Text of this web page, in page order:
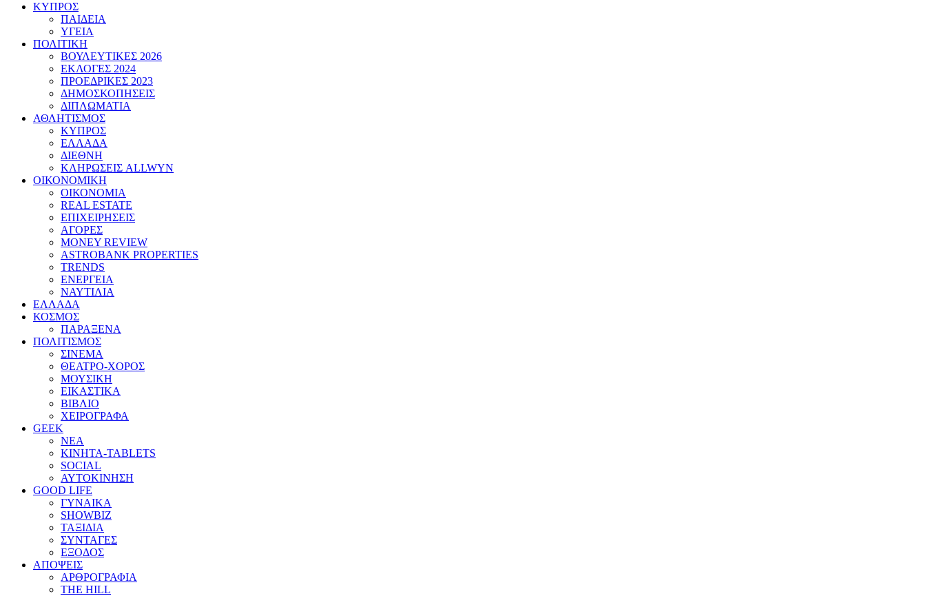
ΚΥΠΡΟΣ
ΠΑΙΔΕΙΑ
ΥΓΕΙΑ
ΠΟΛΙΤΙΚΗ
ΒΟΥΛΕΥΤΙΚΕΣ 2026
ΕΚΛΟΓΕΣ 2024
ΠΡΟΕΔΡΙΚΕΣ 2023
ΔΗΜΟΣΚΟΠΗΣΕΙΣ
ΔΙΠΛΩΜΑΤΙΑ
ΑΘΛΗΤΙΣΜΟΣ
ΚΥΠΡΟΣ
ΕΛΛΑΔΑ
ΔΙΕΘΝΗ
ΚΛΗΡΩΣΕΙΣ ALLWYN
ΟΙΚΟΝΟΜΙΚΗ
ΟΙΚΟΝΟΜΙΑ
REAL ESTATE
ΕΠΙΧΕΙΡΗΣΕΙΣ
ΑΓΟΡΕΣ
MONEY REVIEW
ASTROBANK PROPERTIES
TRENDS
ΕΝΕΡΓΕΙΑ
ΝΑΥΤΙΛΙΑ
ΕΛΛΑΔΑ
ΚΟΣΜΟΣ
ΠΑΡΑΞΕΝΑ
ΠΟΛΙΤΙΣΜΟΣ
ΣΙΝΕΜΑ
ΘΕΑΤΡΟ-ΧΟΡΟΣ
ΜΟΥΣΙΚΗ
ΕΙΚΑΣΤΙΚΑ
ΒΙΒΛΙΟ
ΧΕΙΡΟΓΡΑΦΑ
GEEK
ΝΕΑ
ΚΙΝΗΤΑ-TABLETS
SOCIAL
ΑΥΤΟΚΙΝΗΣΗ
GOOD LIFE
ΓΥΝΑΙΚΑ
SHOWBIZ
ΤΑΞΙΔΙΑ
ΣΥΝΤΑΓΕΣ
ΕΞΟΔΟΣ
ΑΠΟΨΕΙΣ
ΑΡΘΡΟΓΡΑΦΙΑ
THE HILL